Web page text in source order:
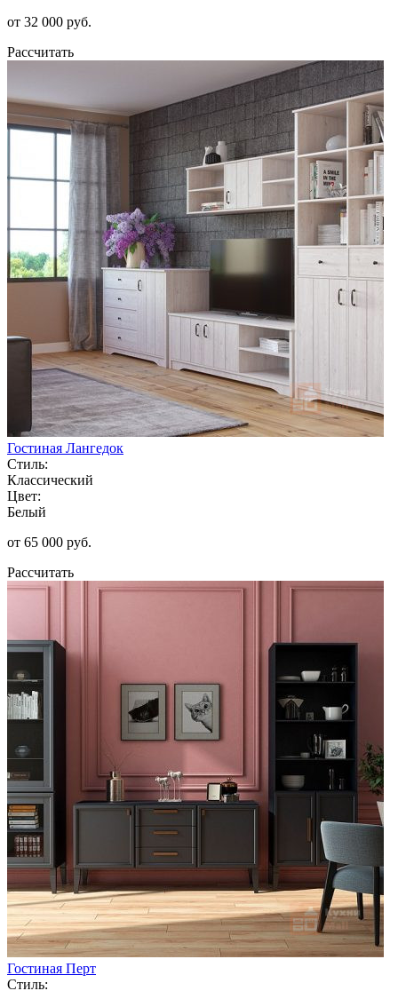
от 32 000 руб.
Рассчитать
Гостиная Лангедок
Стиль:
Классический
Цвет:
Белый
от 65 000 руб.
Рассчитать
Гостиная Перт
Стиль: